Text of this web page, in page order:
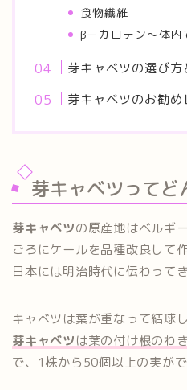
食物繊維
βーカロテン～体
芽キャベツの選び方
芽キャベツのお勧め
芽キャベツってど
芽キャベツの原産地はベルギ
ごろにケールを品種改良して
日本には明治時代に伝わって
キャベツは葉が重なって結球
芽キャベツは葉の付け根のわ
で、1株から50個以上の実が